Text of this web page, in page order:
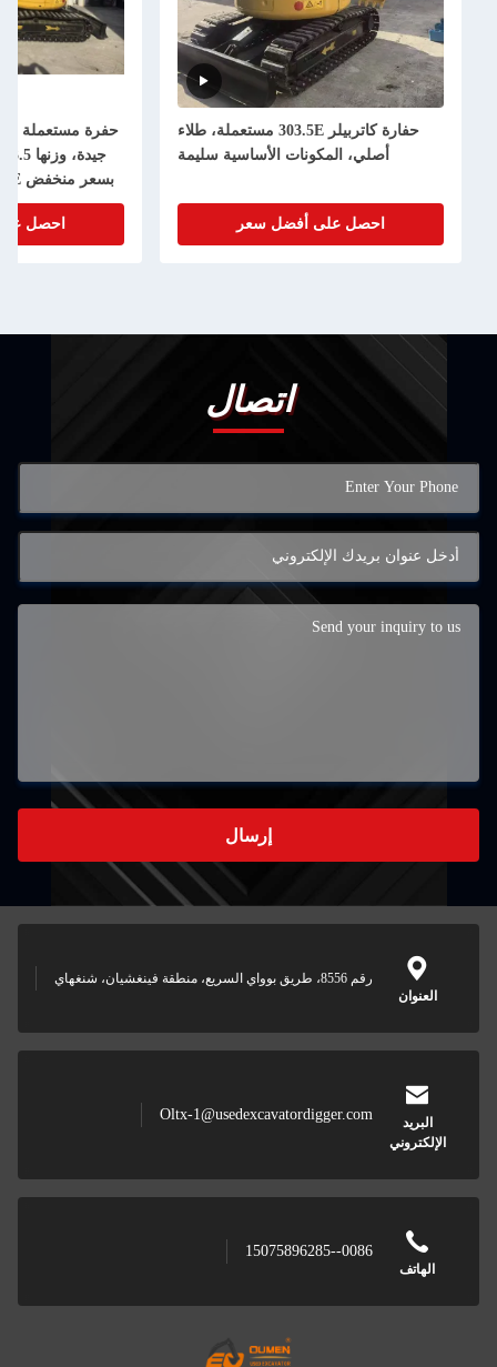
حفارة كاتربيلر 303.5E مستعملة، طلاء
أصلي، المكونات الأساسية سليمة
احصل على أفضل سعر
جيدة،
بسعر منخفض 305.5e 306E2 307E 308E
احصل على
اتصال
إرسال
العنوان
رقم 8556، طريق بوواي السريع، منطقة فينغشيان، شنغهاي
البريد
الإلكتروني
Oltx-1@usedexcavatordigger.com
الهاتف
0086--15075896285